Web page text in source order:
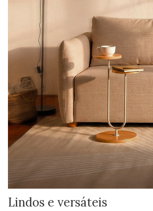
Lindos e versáteis